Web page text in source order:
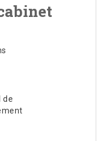
de